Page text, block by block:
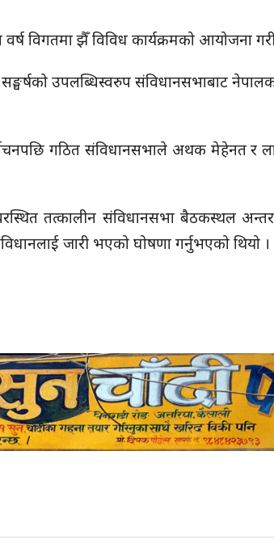
वर्ष विगतमा झैँ विविध कार्यक्रमको आयोजना
सङ्घर्षको उपलब्धिस्वरुप संविधानसभाबाट
गठित संविधानसभाले अथक मेहेनत र
तत्कालीन संविधानसभा बैठकस्थल
जारी भएको घोषणा गर्नुभएको थियो